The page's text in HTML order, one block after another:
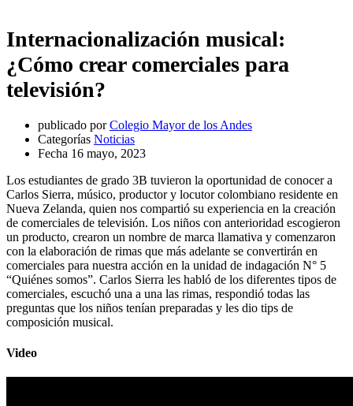
Internacionalización musical:
¿Cómo crear comerciales para
televisión?
publicado por Colegio Mayor de los Andes
Categorías Noticias
Fecha 16 mayo, 2023
Los estudiantes de grado 3B tuvieron la oportunidad de conocer a
Carlos Sierra, músico, productor y locutor colombiano residente en
Nueva Zelanda, quien nos compartió su experiencia en la creación
de comerciales de televisión. Los niños con anterioridad escogieron
un producto, crearon un nombre de marca llamativa y comenzaron
con la elaboración de rimas que más adelante se convertirán en
comerciales para nuestra acción en la unidad de indagación N° 5
“Quiénes somos”. Carlos Sierra les habló de los diferentes tipos de
comerciales, escuchó una a una las rimas, respondió todas las
preguntas que los niños tenían preparadas y les dio tips de
composición musical.
Video